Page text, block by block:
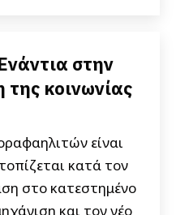
στην
κοινωνίας
είναι
κατά τον
στο κατεστημένο
και τον νέο